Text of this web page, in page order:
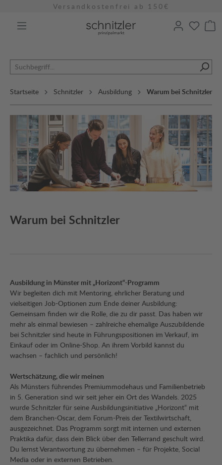
Versandkostenfrei ab 150€
Startseite Schnitzler Ausbildung Warum bei Schnitzler
Warum bei Schnitzler
Ausbildung in Münster mit „Horizont“-Programm
Wir begleiten dich mit Mentoring, ehrlicher Beratung und
vielseitigen Job-Optionen zum Ende deiner Ausbildung:
Gemeinsam finden wir die Rolle, die zu dir passt. Das haben wir
mehr als einmal bewiesen – zahlreiche ehemalige Auszubildende
bei Schnitzler sind heute in Führungspositionen im Verkauf, im
Einkauf oder im Online-Shop. An ihrem Vorbild kannst du
wachsen – fachlich und persönlich!
Wertschätzung, die wir meinen
Als Münsters führendes Premiummodehaus und Familienbetrieb
in 5. Generation sind wir seit jeher ein Ort des Wandels. 2025
wurde Schnitzler für seine Ausbildungsinitiative „Horizont“ mit
dem Branchen-Oscar, dem Forum-Preis der Textilwirtschaft,
ausgezeichnet. Das Programm sorgt mit internen und externen
Praktika dafür, dass dein Blick über den Tellerrand geschult wird.
Du lernst Verantwortung zu übernehmen – für Projekte, Social
Media oder in externen Betrieben.